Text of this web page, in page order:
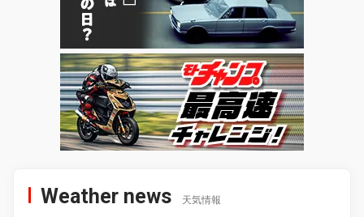
Weather news 天気情報